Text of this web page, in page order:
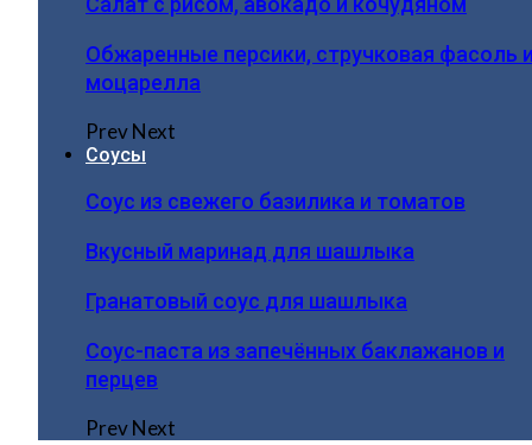
Обжаренные персики, стручковая фасоль
моцарелла
PrevNext
Соусы
Соус из свежего базилика и томатов
Вкусный маринад для шашлыка
Гранатовый соус для шашлыка
Соус-паста из запечённых баклажанов и
перцев
PrevNext